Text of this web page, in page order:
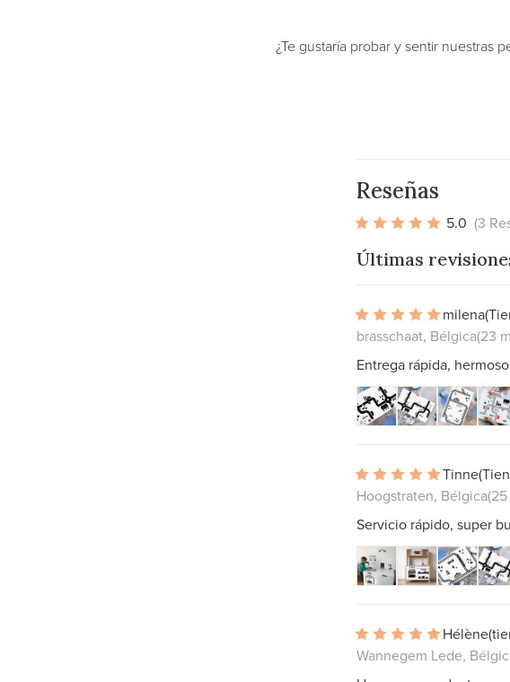
¿Te gustaría probar y sentir nuestras
Reseñas
5.0 (3
Últimas
milena
brasschaat, Bélgica(23
Entrega rápida,
Tinne
Hoogstraten, Bélgica
Servicio rápido, super
Hélène
Wannegem Lede,